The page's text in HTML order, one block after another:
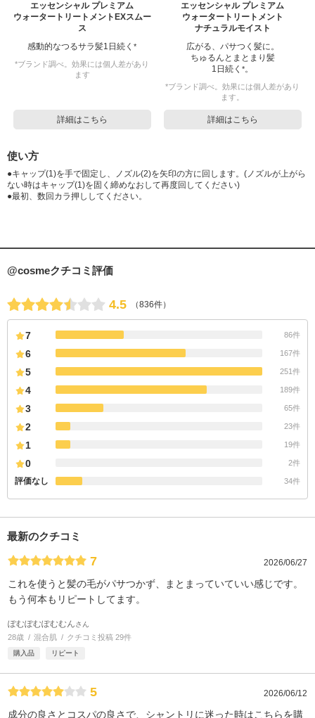
エッセンシャル プレミアム
ウォータートリートメントEXスムー
ス
感動的なつるサラ髪1日続く*
*ブランド調べ。効果には個人差があり
ます
詳細はこちら
エッセンシャル プレミアム
ウォータートリートメント
ナチュラルモイスト
広がる、パサつく髪に。
ちゅるんとまとまり髪
1日続く*。
*ブランド調べ。効果には個人差があり
ます。
詳細はこちら
使い方
●キャップ(1)を手で固定し、ノズル(2)を矢印の方に回します。(ノズルが上がら
ない時はキャップ(1)を固く締めなおして再度回してください)
●最初、数回カラ押ししてください。
@cosmeクチコミ評価
4.5 （836件）
7 86件
6 167件
5 251件
4 189件
3 65件
2 23件
1 19件
0 2件
評価なし 34件
最新のクチコミ
7 2026/06/27
これを使うと髪の毛がパサつかず、まとまっていていい感じです。
もう何本もリピートしてます。
ぽむぽむぽむむんさん
28歳 混合肌 クチコミ投稿 29件
購入品 リピート
5 2026/06/12
成分の良さとコスパの良さで、シャントリに迷った時はこちらを購